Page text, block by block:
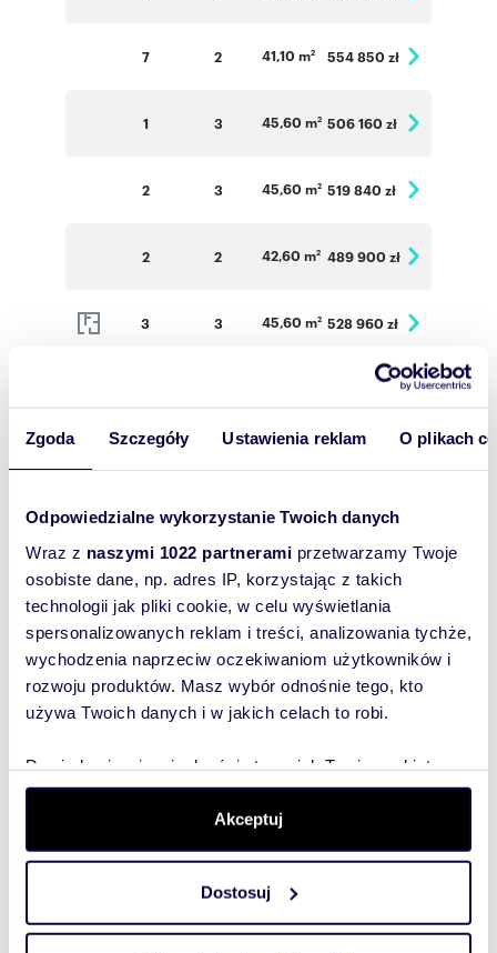
Zgoda Szczegóły Ustawienia reklam O plikach
Odpowiedzialne wykorzystanie Twoich danych
Wraz z naszymi 1022 partnerami przetwarzamy Twoje
osobiste dane, np. adres IP, korzystając z takich
technologii jak pliki cookie, w celu wyświetlania
spersonalizowanych reklam i treści, analizowania tychże,
wychodzenia naprzeciw oczekiwaniom użytkowników i
rozwoju produktów. Masz wybór odnośnie tego, kto
używa Twoich danych i w jakich celach to robi.
Dowiedz się więcej odnośnie tego, jak Twoje osobiste
dane są przetwarzane oraz ustaw własne preferencje w
. W Deklaracji plików cookie możesz
zmienić lub wycofać swoją zgodę w dowolnej chwili.
Wykorzystujemy pliki cookie do spersonalizowania treści
i reklam, aby oferować funkcje społecznościowe i
Akceptuj
Dostosuj
7 2 41,10 m2 554 850 zł
1 3 45,60 m2 506 160 zł
2 3 45,60 m2 519 840 zł
2 2 42,60 m2 489 900 zł
3 3 45,60 m2 528 960 zł
508 300 zł
4 3 45,60 m2 538 080 zł
4 2 43 m2 507 400 zł
4 2 42,70 m 508 130 zł
5 3 45,60 m2 547 200 zł
5 2 43 m2 516 000 zł
5 2 42,70 m2 516 670 zł
6 3 45,60 m 583 680 zł